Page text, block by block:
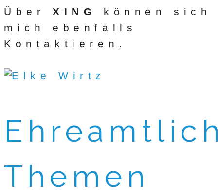
Über XING
können sich
mich ebenfalls
Kontaktieren.
Themen